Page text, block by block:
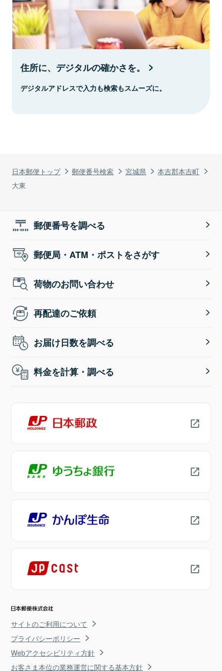
日本郵便トップ 郵便番号検索 宮城県
本吉郡本吉町
大東
住所に、デジタルの確かさを。
デジタルアドレスで入力も検索もスムーズに。
郵便番号を調べる
郵便局・ATM・ポストをさがす
荷物のお問い合わせ
再配達のご依頼
お届け日数を調べる
料金を計算・調べる
サイトのご利用について
プライバシーポリシー
Webアクセシビリティ方針
お客さま本位の業務運営に関する基本方針